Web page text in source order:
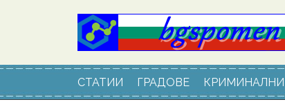
СТАТИИ ГРАДОВЕ КРИМИНАЛНИ